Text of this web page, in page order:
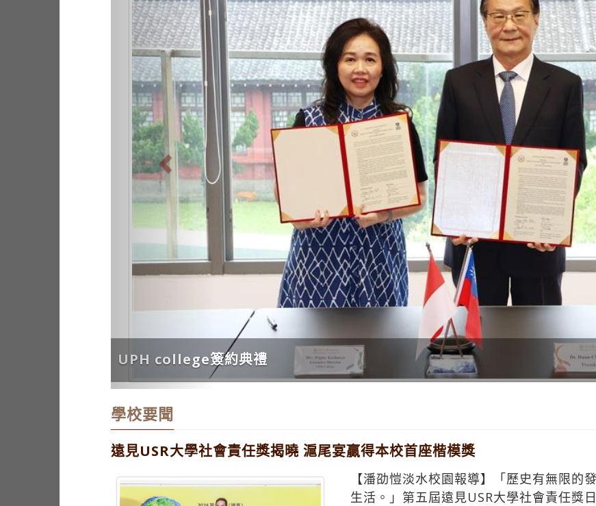
UPH college簽約典禮
學校要聞
遠見USR大學社會責任獎揭曉 滬尾宴贏得本校首座楷模獎
【潘劭愷淡水校園報導】「歷史有無限的
生活。」第五屆遠見USR大學社會責任獎